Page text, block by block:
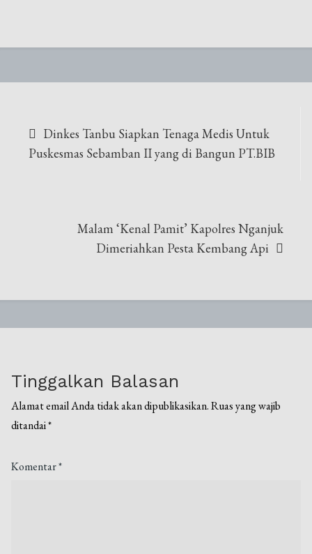
pos
Dinkes Tanbu Siapkan Tenaga Medis Untuk
Puskesmas Sebamban II yang di Bangun PT.BIB
Malam ‘Kenal Pamit’ Kapolres Nganjuk
Dimeriahkan Pesta Kembang Api
Tinggalkan Balasan
Alamat email Anda tidak akan dipublikasikan. Ruas yang wajib
ditandai*
Komentar*